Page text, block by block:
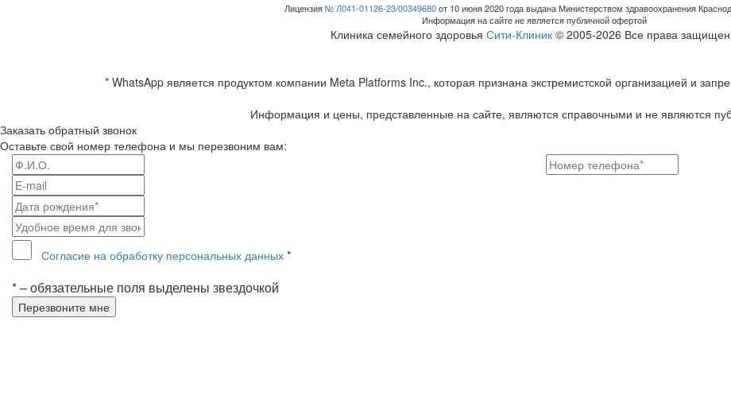
Лицензия№ Л041-01126-23/00349680от 10 июня 2020 года выдана Министерством здравоохранения
Информация на сайте не является публичной офертой
Клиника семейного здоровья Сити-Клиник© 2005-2026 Все права
* WhatsApp является продуктом компании Meta Platforms Inc., которая признана экстремистской организацией и
Информация и цены, представленные на сайте, являются справочными и не являются
Заказать обратный звонок
Оставьте свой номер телефона и мы перезвоним вам:
Согласие на обработку персональных данных *
* – обязательные поля выделены звездочкой